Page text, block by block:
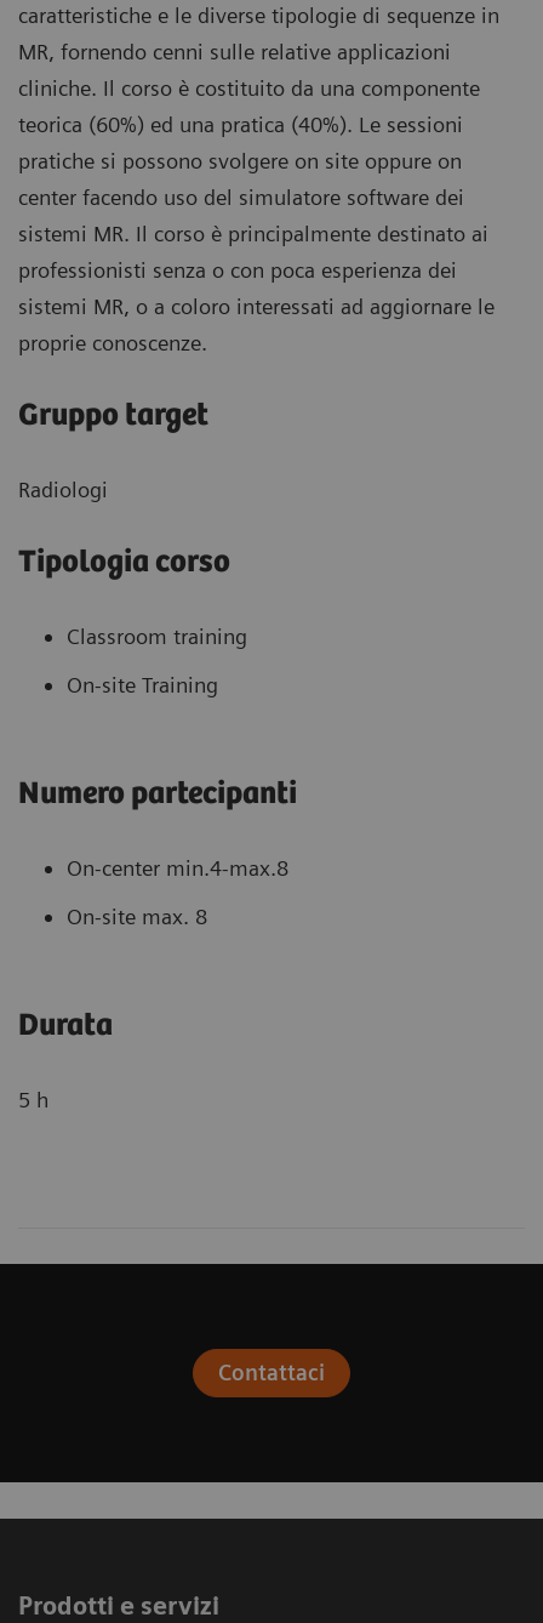
caratteristiche e le diverse tipologie di sequenze in
MR, fornendo cenni sulle relative applicazioni
cliniche. Il corso è costituito da una componente
teorica (60%) ed una pratica (40%). Le sessioni
pratiche si possono svolgere on site oppure on
center facendo uso del simulatore software dei
sistemi MR. Il corso è principalmente destinato ai
professionisti senza o con poca esperienza dei
sistemi MR, o a coloro interessati ad aggiornare le
proprie conoscenze.
Gruppo target
Radiologi
Tipologia corso
Classroom training
On-site Training
Numero partecipanti
On-center min.4-max.8
On-site max. 8
Durata
5 h
Contattaci
Prodotti e servizi